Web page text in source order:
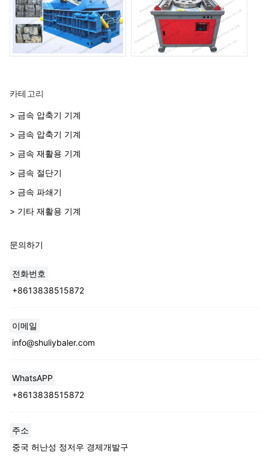
카테고리
> 금속 압축기 기계
> 금속 압축기 기계
> 금속 재활용 기계
> 금속 절단기
> 금속 파쇄기
> 기타 재활용 기계
문의하기
전화번호
+8613838515872
이메일
info@shuliybaler.com
WhatsAPP
+8613838515872
주소
중국 허난성 정저우 경제개발구